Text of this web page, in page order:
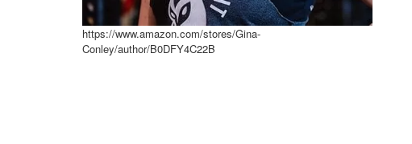
https://www.amazon.com/stores/Gina-
Conley/author/B0DFY4C22B